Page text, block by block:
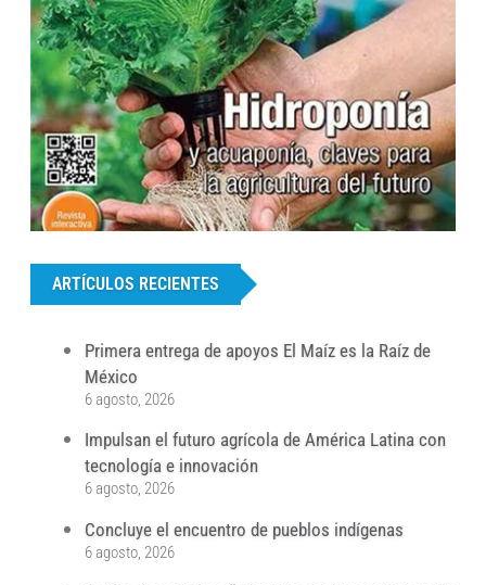
ARTÍCULOS RECIENTES
Primera entrega de apoyos El Maíz es la Raíz de
México
6 agosto, 2026
Impulsan el futuro agrícola de América Latina con
tecnología e innovación
6 agosto, 2026
Concluye el encuentro de pueblos indígenas
6 agosto, 2026